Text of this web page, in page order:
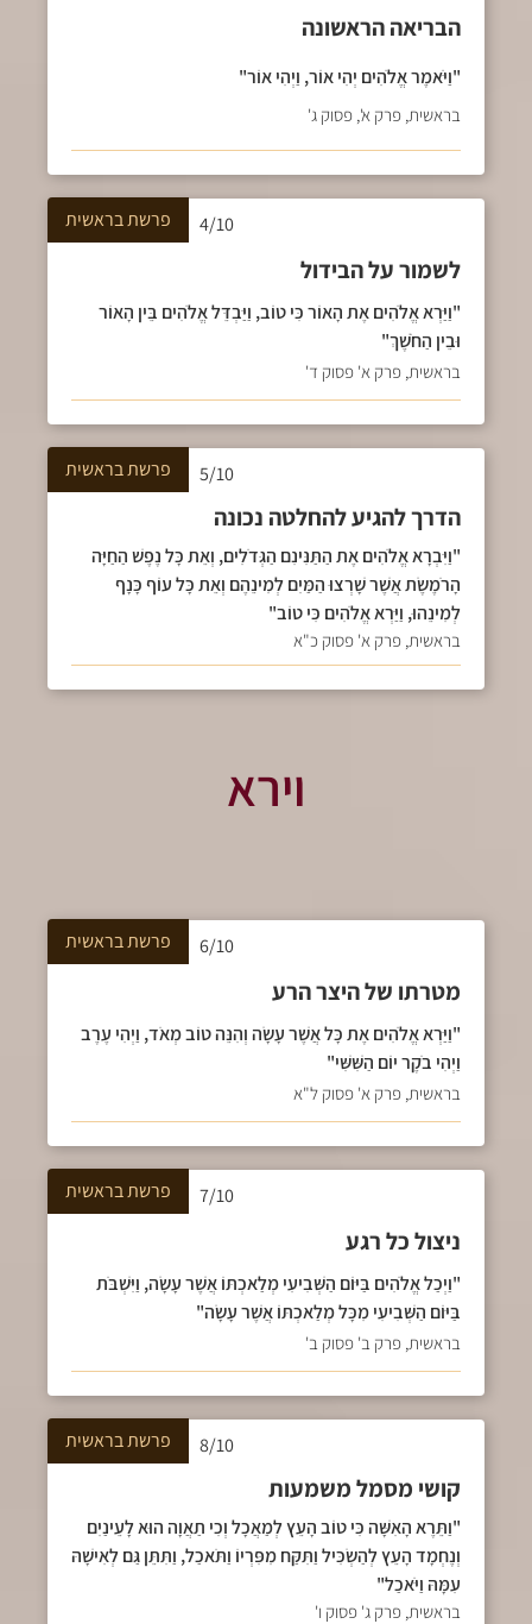
הבריאה הראשונה
"וַיֹּאמֶר אֱלֹהִים יְהִי אוֹר, וַיְהִי אוֹר"
בראשית, פרק א', פסוק ג'
4/10 פרשתבראשית
לשמור על הבידול
"וַיַּרְא אֱלֹהִים אֶת הָאוֹר כִּי טוֹב, וַיַּבְדֵּל אֱלֹהִים בֵּין הָאוֹר
וּבֵין הַחֹשֶׁךְ"
בראשית, פרק א' פסוק ד'
5/10 פרשתבראשית
הדרך להגיע להחלטה נכונה
"וַיִּבְרָא אֱלֹהִים אֶת הַתַּנִּינִם הַגְּדֹלִים, וְאֵת כָּל נֶפֶשׁ הַחַיָּה
הָרֹמֶשֶׂת אֲשֶׁר שָׁרְצוּ הַמַּיִם לְמִינֵהֶם וְאֵת כָּל עוֹף כָּנָף
לְמִינֵהוּ, וַיַּרְא אֱלֹהִים כִּי טוֹב"
בראשית, פרק א' פסוק כ"א
וירא
6/10 פרשתבראשית
מטרתו של היצר הרע
"וַיַּרְא אֱלֹהִים אֶת כָּל אֲשֶׁר עָשָׂה וְהִנֵּה טוֹב מְאֹד, וַיְהִי עֶרֶב
וַיְהִי בֹקֶר יוֹם הַשִּׁשִּׁי"
בראשית, פרק א' פסוק ל"א
7/10 פרשתבראשית
ניצול כל רגע
"וַיְכַל אֱלֹהִים בַּיּוֹם הַשְּׁבִיעִי מְלַאכְתּוֹ אֲשֶׁר עָשָׂה, וַיִּשְׁבֹּת
בַּיּוֹם הַשְּׁבִיעִי מִכָּל מְלַאכְתּוֹ אֲשֶׁר עָשָׂה"
בראשית, פרק ב' פסוק ב'
8/10 פרשתבראשית
קושי מסמל משמעות
"וַתֵּרֶא הָאִשָּׁה כִּי טוֹב הָעֵץ לְמַאֲכָל וְכִי תַאֲוָה הוּא לָעֵינַיִם
וְנֶחְמָד הָעֵץ לְהַשְׂכִּיל וַתִּקַּח מִפִּרְיוֹ וַתֹּאכַל, וַתִּתֵּן גַּם לְאִישָׁהּ
עִמָּהּ וַיֹּאכַל"
בראשית, פרק ג' פסוק ו'